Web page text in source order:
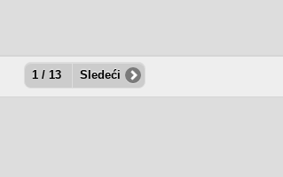
1 / 13 Sledeći